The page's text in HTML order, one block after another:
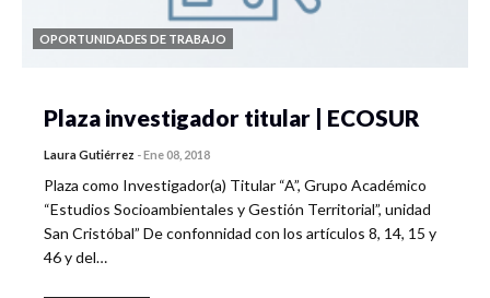
OPORTUNIDADES DE TRABAJO
Plaza investigador titular | ECOSUR
Laura Gutiérrez -Ene 08, 2018
Plaza como Investigador(a) Titular “A”, Grupo Académico
“Estudios Socioambientales y Gestión Territorial”, unidad
San Cristóbal” De confonnidad con los artículos 8, 14, 15 y
46 y del…